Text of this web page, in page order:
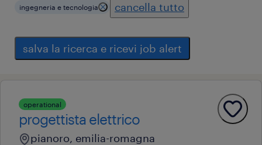
ingegneria e tecnologia cancella tutto
salva la ricerca e ricevi job alert
operational
progettista elettrico
pianoro, emilia-romagna